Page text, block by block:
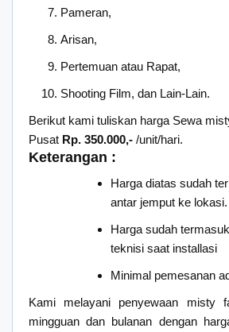
Pameran,
Arisan,
Pertemuan atau Rapat,
Shooting Film, dan Lain-Lain.
Berikut kami tuliskan harga Sewa
Pusat Rp. 350.000,- /unit/hari.
Keterangan :
Harga diatas sudah
antar jemput ke lokasi.
Harga sudah
teknisi saat installasi
Minimal pemesanan
Kami melayani penyewaan misty
mingguan dan bulanan dengan